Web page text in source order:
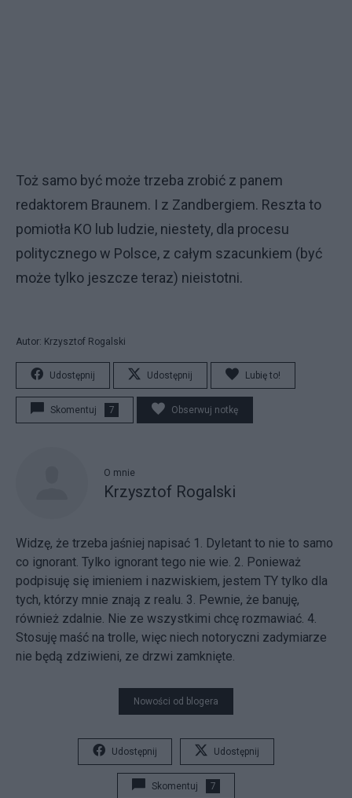
Toż samo być może trzeba zrobić z panem
redaktorem Braunem. I z Zandbergiem. Reszta to
pomiotła KO lub ludzie, niestety, dla procesu
politycznego w Polsce, z całym szacunkiem (być
może tylko jeszcze teraz) nieistotni.
Autor: Krzysztof Rogalski
Udostępnij Udostępnij Lubię to!
Skomentuj 7 Obserwuj notkę
O mnie
Krzysztof Rogalski
Widzę, że trzeba jaśniej napisać 1. Dyletant to nie to samo
co ignorant. Tylko ignorant tego nie wie. 2. Ponieważ
podpisuję się imieniem i nazwiskiem, jestem TY tylko dla
tych, którzy mnie znają z realu. 3. Pewnie, że banuję,
również zdalnie. Nie ze wszystkimi chcę rozmawiać. 4.
Stosuję maść na trolle, więc niech notoryczni zadymiarze
nie będą zdziwieni, ze drzwi zamknięte.
Nowości od blogera
Udostępnij Udostępnij
Skomentuj 7